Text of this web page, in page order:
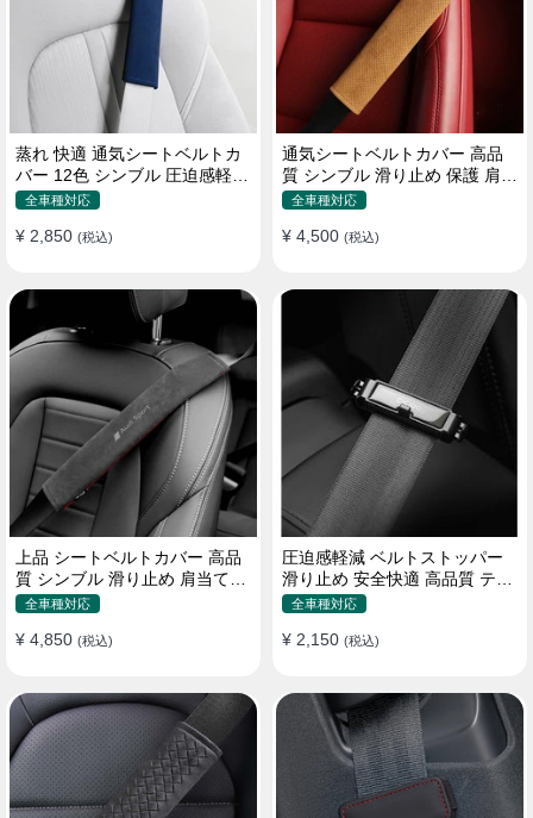
蒸れ 快適 通気シートベルトカ
バー 12色 シンブル 圧迫感軽減
保護 肩当てパッド
全車種対応
¥ 2,850 (税込)
通気シートベルトカバー 高品
質 シンブル 滑り止め 保護 肩当
てパッド 圧迫感軽減
全車種対応
¥ 4,500 (税込)
上品 シートベルトカバー 高品
質 シンブル 滑り止め 肩当てパ
ッド 圧迫感軽減
全車種対応
¥ 4,850 (税込)
圧迫感軽減 ベルトストッパー
滑り止め 安全快適 高品質 テー
プクリップ 快適 2個セット
全車種対応
¥ 2,150 (税込)